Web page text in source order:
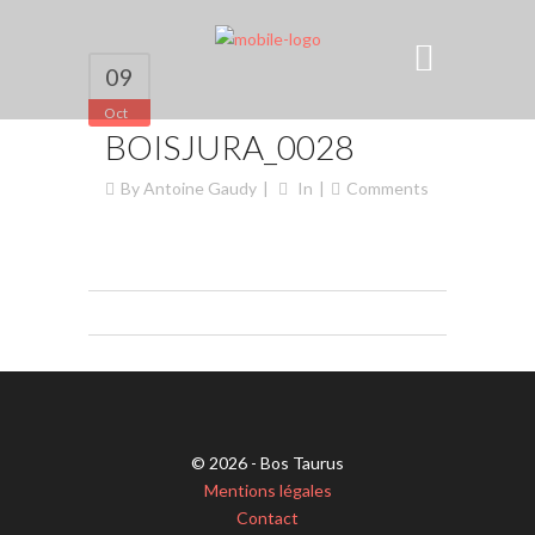
09
Oct
BOISJURA_0028
ByAntoine Gaudy In Comments
© 2026 - Bos Taurus
Mentions légales
Contact